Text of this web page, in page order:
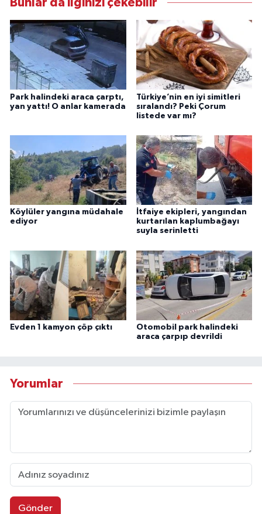
Bunlar da ilginizi çekebilir
Park halindeki araca çarptı,
yan yattı! O anlar kamerada
Türkiye’nin en iyi simitleri
sıralandı? Peki Çorum
listede var mı?
Köylüler yangına müdahale
ediyor
İtfaiye ekipleri, yangından
kurtarılan kaplumbağayı
suyla serinletti
Evden 1 kamyon çöp çıktı
Otomobil park halindeki
araca çarpıp devrildi
Yorumlar
Gönder